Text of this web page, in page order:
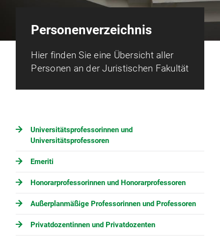
Personenverzeichnis
Hier finden Sie eine Übersicht aller
Personen an der Juristischen Fakultät
Universitätsprofessorinnen und
Universitätsprofessoren
Emeriti
Honorarprofessorinnen und Honorarprofessoren
Außerplanmäßige Professorinnen und Professoren
Privatdozentinnen und Privatdozenten